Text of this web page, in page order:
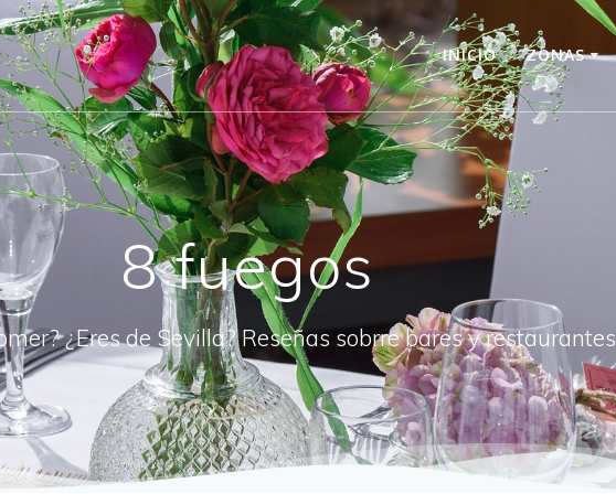
INICIO ZONAS
8 fuegos
¿Eres de Sevilla? Reseñas sobrre bares y restaurantes